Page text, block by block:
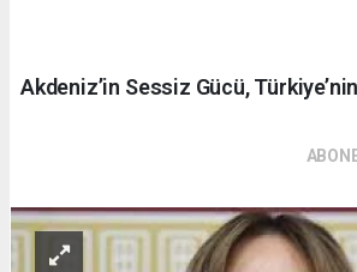
Akdeniz’in Sessiz Gücü,